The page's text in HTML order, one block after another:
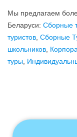
Мы предлагаем
Беларуси: Сборные
туристов, Сборные
школьников,
туры,